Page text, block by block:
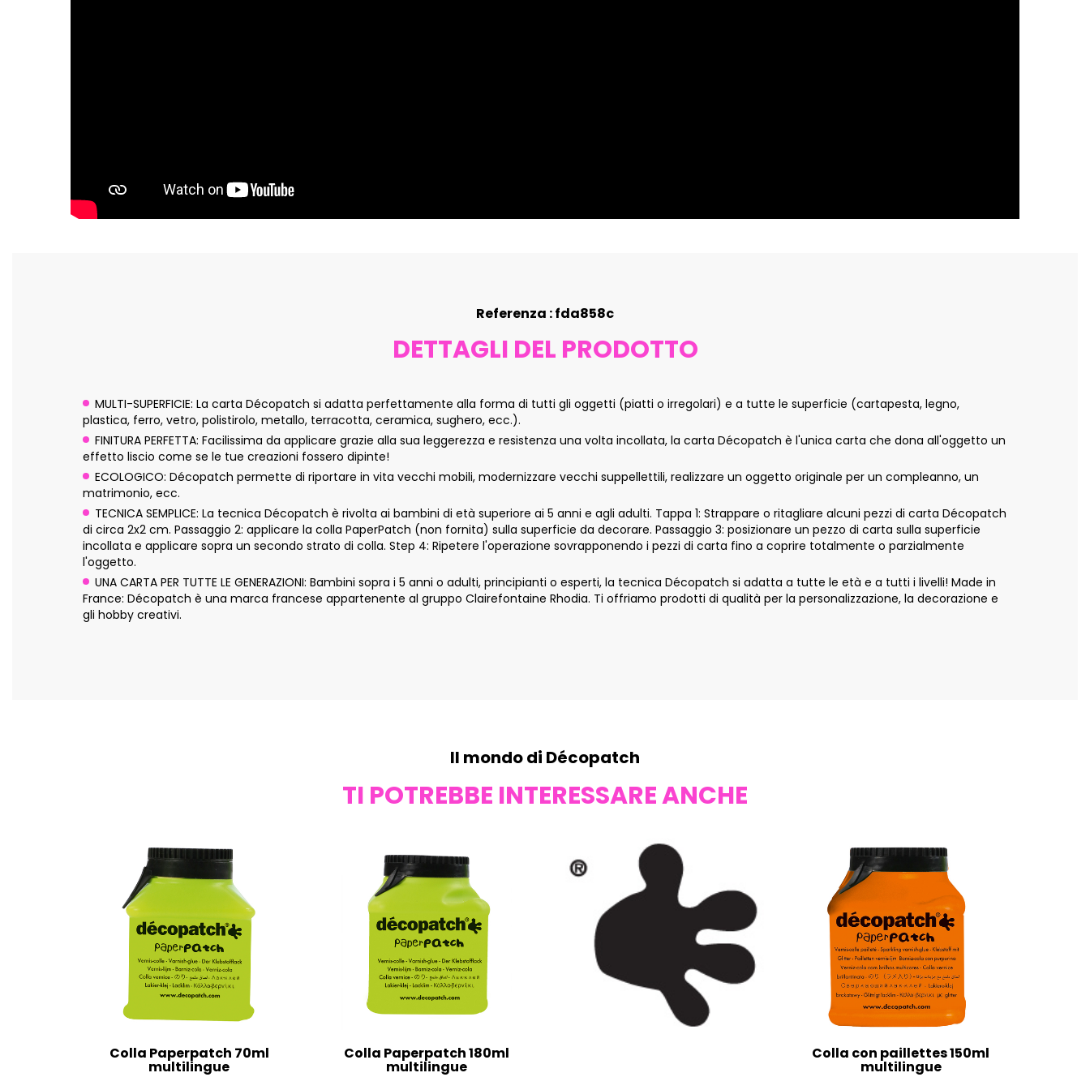
Referenza : fda858c
DETTAGLI DEL PRODOTTO
MULTI-SUPERFICIE: La carta Décopatch si adatta perfettamente alla forma di tutti gli oggetti (piatti o irregolari) e a tutte le superficie (cartapesta, legno,
plastica, ferro, vetro, polistirolo, metallo, terracotta, ceramica, sughero, ecc.).
FINITURA PERFETTA: Facilissima da applicare grazie alla sua leggerezza e resistenza una volta incollata, la carta Décopatch è l'unica carta che dona all'oggetto un
effetto liscio come se le tue creazioni fossero dipinte!
ECOLOGICO: Décopatch permette di riportare in vita vecchi mobili, modernizzare vecchi suppellettili, realizzare un oggetto originale per un compleanno, un
matrimonio, ecc.
TECNICA SEMPLICE: La tecnica Décopatch è rivolta ai bambini di età superiore ai 5 anni e agli adulti. Tappa 1: Strappare o ritagliare alcuni pezzi di carta Décopatch
di circa 2x2 cm. Passaggio 2: applicare la colla PaperPatch (non fornita) sulla superficie da decorare. Passaggio 3: posizionare un pezzo di carta sulla superficie
incollata e applicare sopra un secondo strato di colla. Step 4: Ripetere l'operazione sovrapponendo i pezzi di carta fino a coprire totalmente o parzialmente
l'oggetto.
UNA CARTA PER TUTTE LE GENERAZIONI: Bambini sopra i 5 anni o adulti, principianti o esperti, la tecnica Décopatch si adatta a tutte le età e a tutti i livelli! Made in
France: Décopatch è una marca francese appartenente al gruppo Clairefontaine Rhodia. Ti offriamo prodotti di qualità per la personalizzazione, la decorazione e
gli hobby creativi.
Il mondo di Décopatch
TI POTREBBE INTERESSARE ANCHE
Colla Paperpatch 70ml
multilingue
Colla Paperpatch 180ml
multilingue
Colla con paillettes 150ml
multilingue